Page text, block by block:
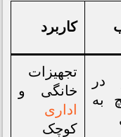
کاربرد
در
به
تجهیزات
خانگی و
اداری
کوچک